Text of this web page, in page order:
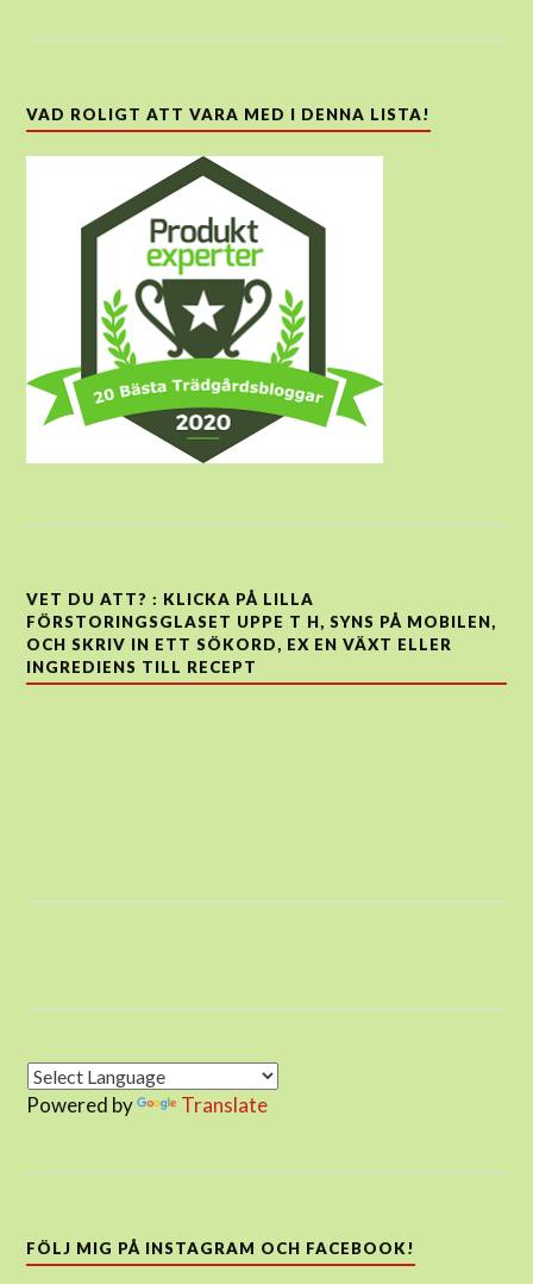
VAD ROLIGT ATT VARA MED I DENNA LISTA!
VET DU ATT? : KLICKA PÅ LILLA
FÖRSTORINGSGLASET UPPE T H, SYNS PÅ MOBILEN,
OCH SKRIV IN ETT SÖKORD, EX EN VÄXT ELLER
INGREDIENS TILL RECEPT
Powered by Translate
FÖLJ MIG PÅ INSTAGRAM OCH FACEBOOK!